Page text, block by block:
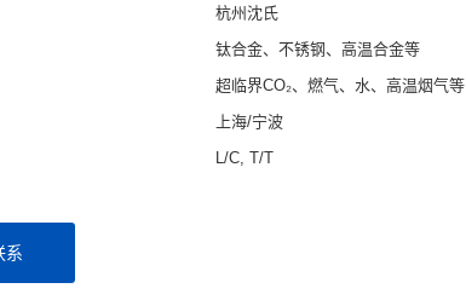
杭州沈氏
钛合金、不锈钢、高温合金等
超临界CO₂、燃气、水、高温烟气等
上海/宁波
L/C, T/T
系